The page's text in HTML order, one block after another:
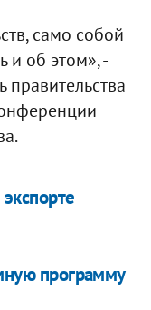
само собой
и об этом», -
правительства
программу